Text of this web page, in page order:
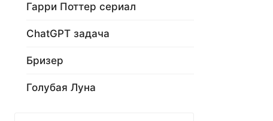
Гарри Поттер сериал
ChatGPT задача
Бризер
Голубая Луна